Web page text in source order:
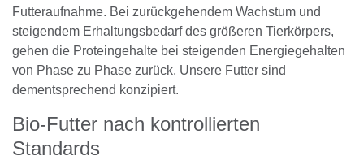
Futteraufnahme. Bei zurückgehendem Wachstum und
steigendem Erhaltungsbedarf des größeren Tierkörpers,
gehen die Proteingehalte bei steigenden Energiegehalten
von Phase zu Phase zurück. Unsere Futter sind
dementsprechend konzipiert.
Bio-Futter nach kontrollierten
Standards